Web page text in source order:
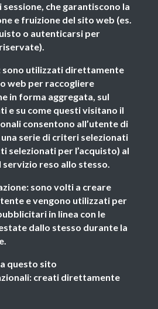
sessione, che garantiscono la
e fruizione del sito web (es.
o autenticarsi per
sono utilizzati direttamente
web per raccogliere
in forma aggregata, sul
e su come questi visitano il
consentono all’utente di
serie di criteri selezionati
selezionati per l’acquisto) al
reso allo stesso.
sono volti a creare
e vengono utilizzati per
in linea con le
dallo stesso durante la
questo sito
creati direttamente